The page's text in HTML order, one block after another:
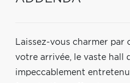
Laissez-vous charmer
votre arrivée, le vaste hall
impeccablement